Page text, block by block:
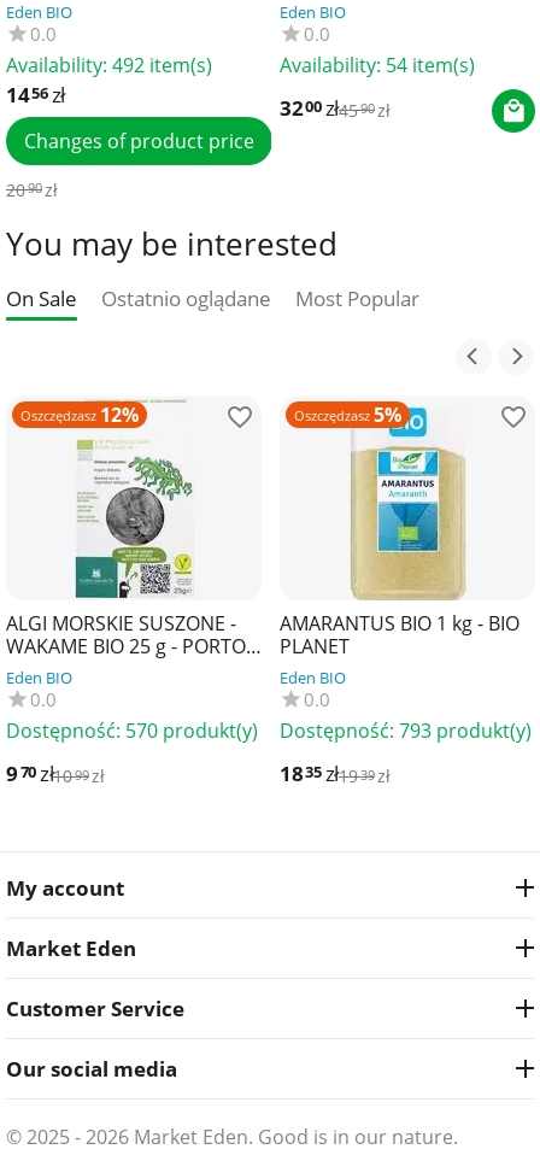
Eden BIO
0.0
Availability: 492 item(s)
1456zł
Changes of product price
2090zł
Eden BIO
0.0
Availability: 54 item(s)
3200zł4590zł
You may be interested
On Sale Ostatnio oglądane Most Popular
Oszczędzasz 12%
ALGI MORSKIE SUSZONE -
WAKAME BIO 25 g - PORTO
MUINOS
Eden BIO
0.0
Dostępność: 570 produkt(y)
970zł1099zł
Oszczędzasz 5%
AMARANTUS BIO 1 kg - BIO
PLANET
Eden BIO
0.0
Dostępność: 793 produkt(y)
1835zł1939zł
My account
Market Eden
Customer Service
Our social media
© 2025 - 2026 Market Eden. Good is in our nature.